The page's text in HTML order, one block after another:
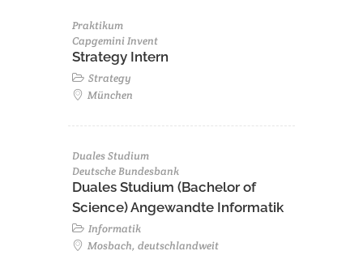
Praktikum
Capgemini Invent
Strategy Intern
Strategy
München
Duales Studium
Deutsche Bundesbank
Duales Studium (Bachelor of
Science) Angewandte Informatik
Informatik
Mosbach, deutschlandweit